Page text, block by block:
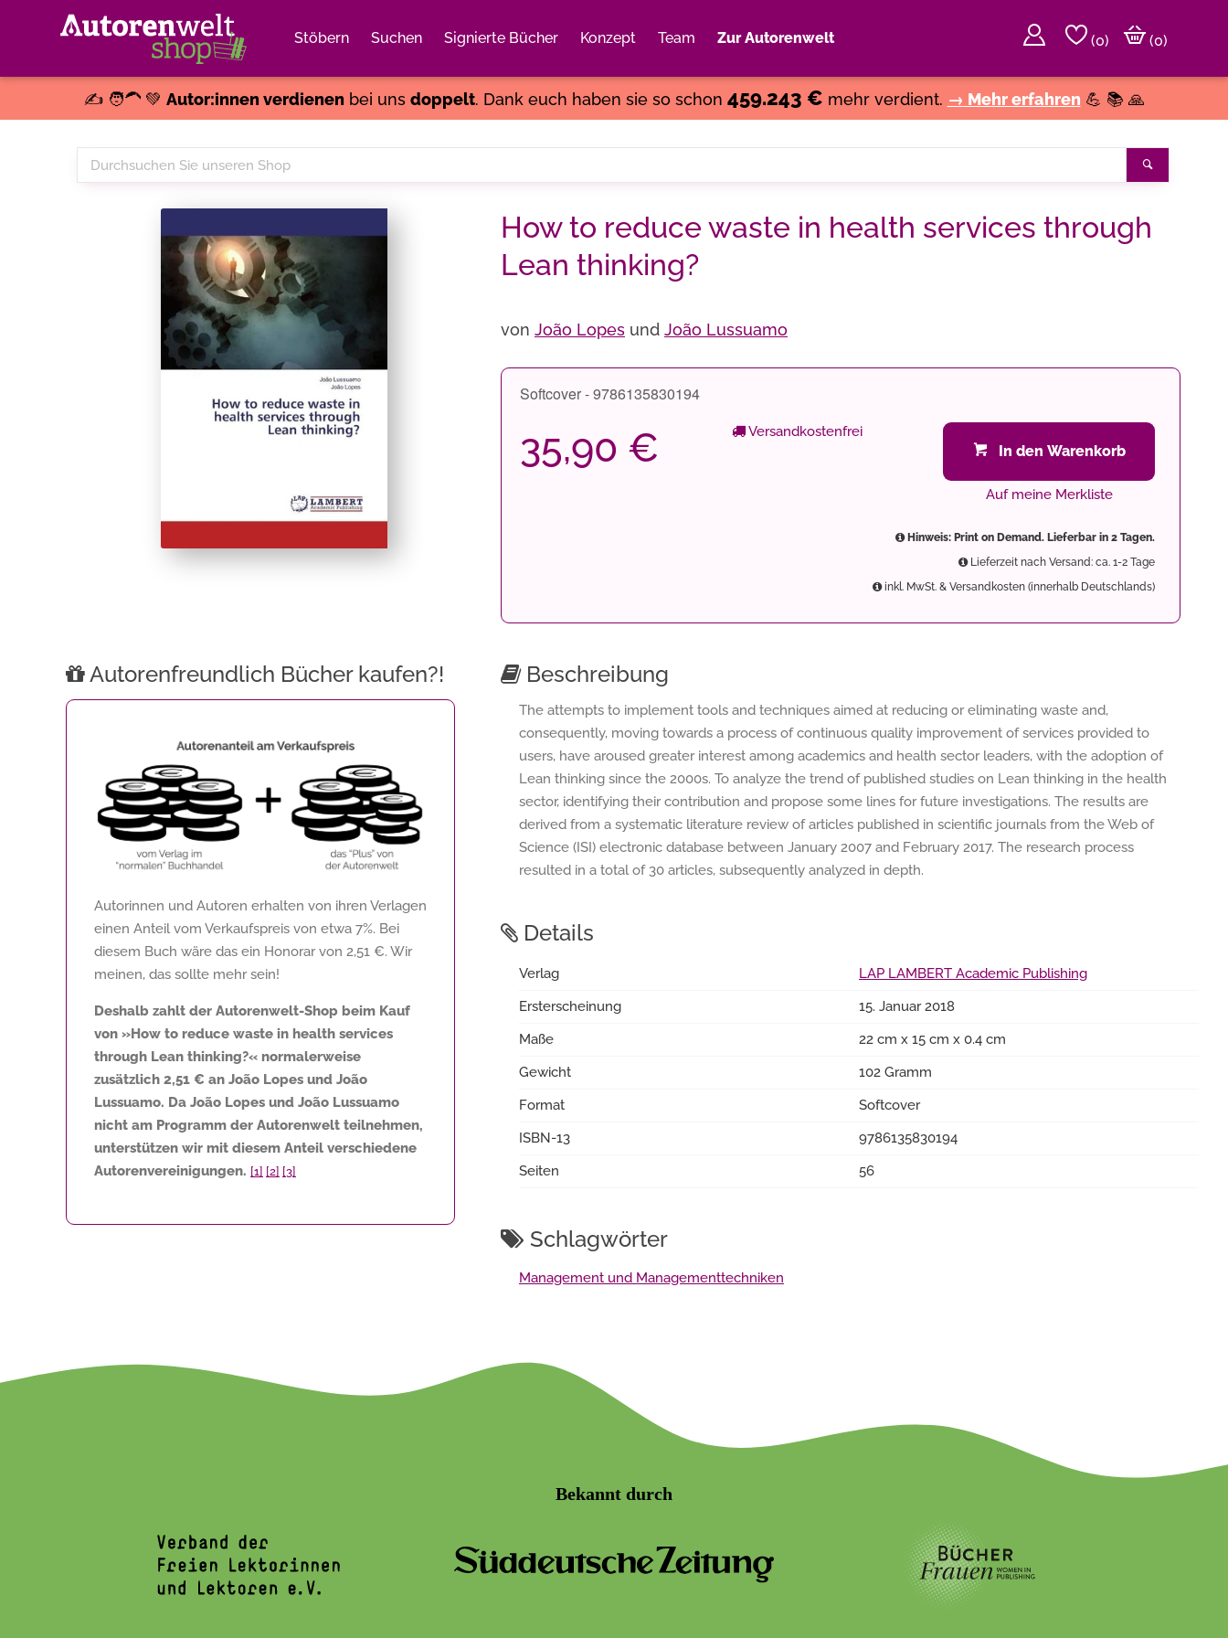
Stöbern Suchen Signierte Bücher Konzept Team Zur Autorenwelt (0)
(0)
✍️ 🧑‍🦱 💚 Autor:innen verdienenbei uns doppelt. Dank euch haben sie so schon 459.243 € mehr verdient. → Mehr erfahren 💪 📚 🙏
Durchsuchen
Sie
How to reduce waste in health services through
Lean thinking?
von João Lopes und João Lussuamo
Softcover - 9786135830194
35,90 € Versandkostenfrei
In den Warenkorb
Auf meine Merkliste
Hinweis: Print on Demand. Lieferbar in 2 Tagen.
Lieferzeit nach Versand: ca. 1-2 Tage
inkl. MwSt. & Versandkosten (innerhalb Deutschlands)
Autorenfreundlich Bücher kaufen?!
Autorinnen und Autoren erhalten von ihren Verlagen
einen Anteil vom Verkaufspreis von etwa 7%. Bei
diesem Buch wäre das ein Honorar von 2,51 €. Wir
meinen, das sollte mehr sein!
Deshalb zahlt der Autorenwelt-Shop beim Kauf
von »How to reduce waste in health services
through Lean thinking?« normalerweise
zusätzlich 2,51 € an João Lopes und João
Lussuamo. Da João Lopes und João Lussuamo
nicht am Programm der Autorenwelt teilnehmen,
unterstützen wir mit diesem Anteil verschiedene
Autorenvereinigungen. [1] [2] [3]
Beschreibung
The attempts to implement tools and techniques aimed at reducing or eliminating waste and,
consequently, moving towards a process of continuous quality improvement of services provided to
users, have aroused greater interest among academics and health sector leaders, with the adoption of
Lean thinking since the 2000s. To analyze the trend of published studies on Lean thinking in the health
sector, identifying their contribution and propose some lines for future investigations. The results are
derived from a systematic literature review of articles published in scientific journals from the Web of
Science (ISI) electronic database between January 2007 and February 2017. The research process
resulted in a total of 30 articles, subsequently analyzed in depth.
Details
Verlag
LAP LAMBERT Academic Publishing
Ersterscheinung
15. Januar 2018
Maße
22 cm x 15 cm x 0.4 cm
Gewicht
102 Gramm
Format
Softcover
ISBN-13
9786135830194
Seiten
56
Schlagwörter
Management und Managementtechniken
Bekannt durch